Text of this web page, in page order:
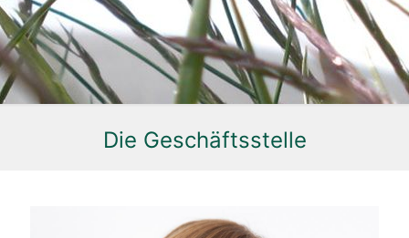
Die Geschäftsstelle